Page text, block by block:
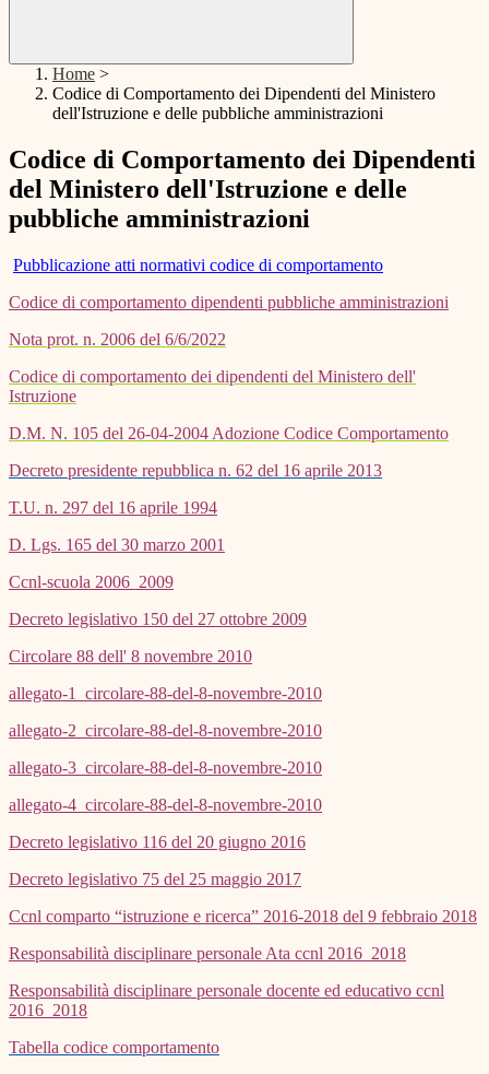
Home >
Codice di Comportamento dei Dipendenti del Ministero
dell'Istruzione e delle pubbliche amministrazioni
Codice di Comportamento dei Dipendenti
del Ministero dell'Istruzione e delle
pubbliche amministrazioni
Pubblicazione atti normativi codice di comportamento
Codice di comportamento dipendenti pubbliche amministrazioni
Nota prot. n. 2006 del 6/6/2022
Codice di comportamento dei dipendenti del Ministero dell'
Istruzione
D.M. N. 105 del 26-04-2004 Adozione Codice Comportamento
Decreto presidente repubblica n. 62 del 16 aprile 2013
T.U. n. 297 del 16 aprile 1994
D. Lgs. 165 del 30 marzo 2001
Ccnl-scuola 2006_2009
Decreto legislativo 150 del 27 ottobre 2009
Circolare 88 dell' 8 novembre 2010
allegato-1_circolare-88-del-8-novembre-2010
allegato-2_circolare-88-del-8-novembre-2010
allegato-3_circolare-88-del-8-novembre-2010
allegato-4_circolare-88-del-8-novembre-2010
Decreto legislativo 116 del 20 giugno 2016
Decreto legislativo 75 del 25 maggio 2017
Ccnl comparto “istruzione e ricerca” 2016-2018 del 9 febbraio 2018
Responsabilità disciplinare personale Ata ccnl 2016_2018
Responsabilità disciplinare personale docente ed educativo ccnl
2016_2018
Tabella codice comportamento